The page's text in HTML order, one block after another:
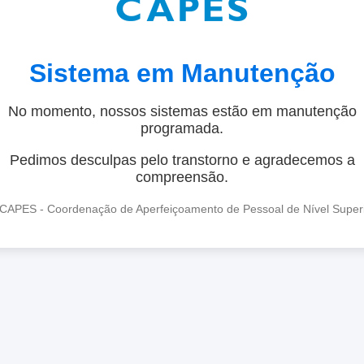
Sistema em Manutenção
No momento, nossos sistemas estão em manutenção
programada.
Pedimos desculpas pelo transtorno e agradecemos a
compreensão.
- Coordenação de Aperfeiçoamento de Pessoal de Nível